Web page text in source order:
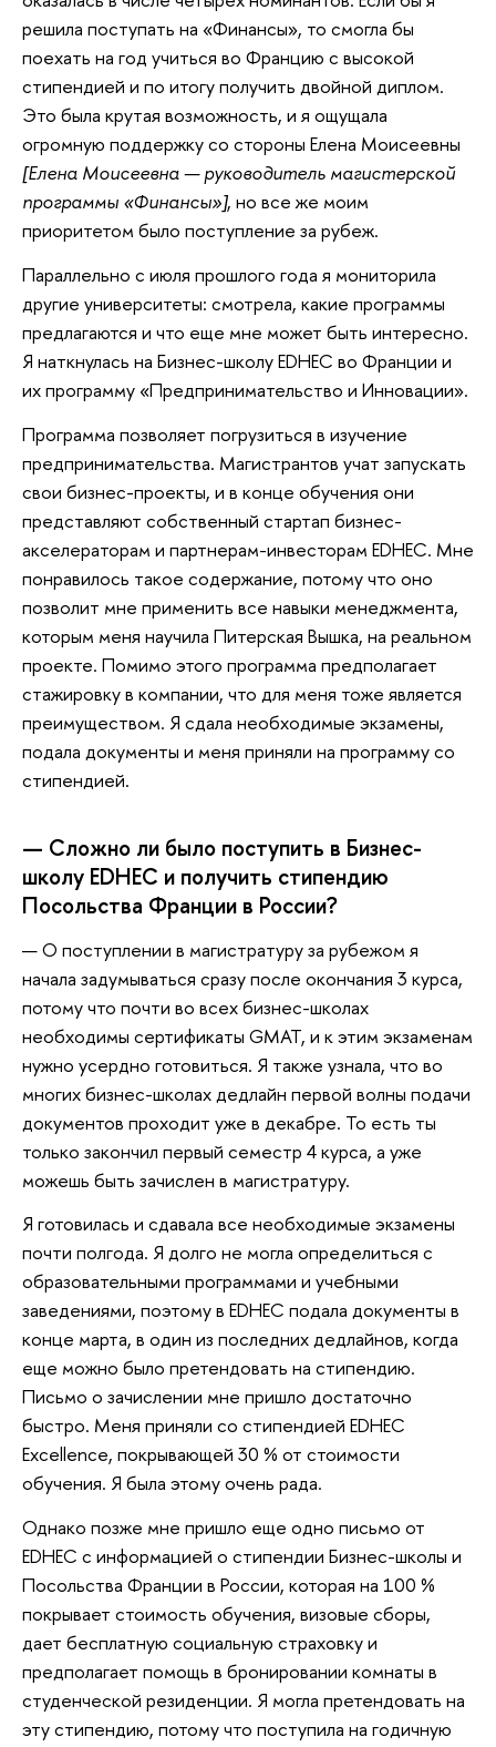
решила поступать на «Финансы», то смогла бы
поехать на год учиться во Францию с высокой
стипендией и по итогу получить двойной диплом.
Это была крутая возможность, и я ощущала
огромную поддержку со стороны Елена Моисеевны
[Елена Моисеевна — руководитель магистерской
программы «Финансы»], но все же моим
приоритетом было поступление за рубеж.
Параллельно с июля прошлого года я мониторила
другие университеты: смотрела, какие программы
предлагаются и что еще мне может быть интересно.
Я наткнулась на Бизнес-школу EDHEC во Франции и
их программу «Предпринимательство и Инновации».
Программа позволяет погрузиться в изучение
предпринимательства. Магистрантов учат запускать
свои бизнес-проекты, и в конце обучения они
представляют собственный стартап бизнес-
акселераторам и партнерам-инвесторам EDHEC. Мне
понравилось такое содержание, потому что оно
позволит мне применить все навыки менеджмента,
которым меня научила Питерская Вышка, на реальном
проекте. Помимо этого программа предполагает
стажировку в компании, что для меня тоже является
преимуществом. Я сдала необходимые экзамены,
подала документы и меня приняли на программу со
стипендией.
— Сложно ли было поступить в Бизнес-
школу EDHEC и получить стипендию
Посольства Франции в России?
— О поступлении в магистратуру за рубежом я
начала задумываться сразу после окончания 3 курса,
потому что почти во всех бизнес-школах
необходимы сертификаты GMAT, и к этим экзаменам
нужно усердно готовиться. Я также узнала, что во
многих бизнес-школах дедлайн первой волны подачи
документов проходит уже в декабре. То есть ты
только закончил первый семестр 4 курса, а уже
можешь быть зачислен в магистратуру.
Я готовилась и сдавала все необходимые экзамены
почти полгода. Я долго не могла определиться с
образовательными программами и учебными
заведениями, поэтому в EDHEC подала документы в
конце марта, в один из последних дедлайнов, когда
еще можно было претендовать на стипендию.
Письмо о зачислении мне пришло достаточно
быстро. Меня приняли со стипендией EDHEC
Excellence, покрывающей 30 % от стоимости
обучения. Я была этому очень рада.
Однако позже мне пришло еще одно письмо от
EDHEC с информацией о стипендии Бизнес-школы и
Посольства Франции в России, которая на 100 %
покрывает стоимость обучения, визовые сборы,
дает бесплатную социальную страховку и
предполагает помощь в бронировании комнаты в
студенческой резиденции. Я могла претендовать на
эту стипендию, потому что поступила на годичную